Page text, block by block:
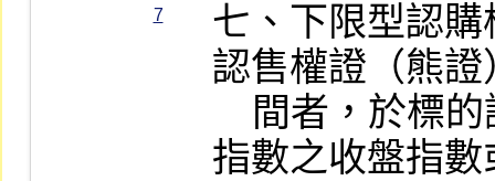
7
七、下限型認
認售權證（熊
指數之收盤指